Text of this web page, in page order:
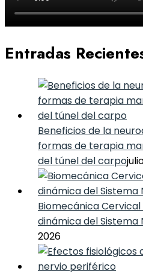
Entradas
Beneficios de la
formas de terapia
del túnel del carpo
Biomecánica
dinámica del Sistema
2026